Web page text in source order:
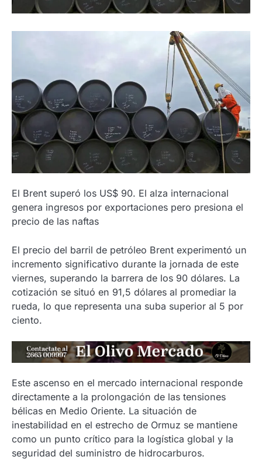
El Brent superó los US$ 90. El alza internacional
genera ingresos por exportaciones pero presiona el
precio de las naftas
El precio del barril de petróleo Brent experimentó un
incremento significativo durante la jornada de este
viernes, superando la barrera de los 90 dólares. La
cotización se situó en 91,5 dólares al promediar la
rueda, lo que representa una suba superior al 5 por
ciento.
Este ascenso en el mercado internacional responde
directamente a la prolongación de las tensiones
bélicas en Medio Oriente. La situación de
inestabilidad en el estrecho de Ormuz se mantiene
como un punto crítico para la logística global y la
seguridad del suministro de hidrocarburos.